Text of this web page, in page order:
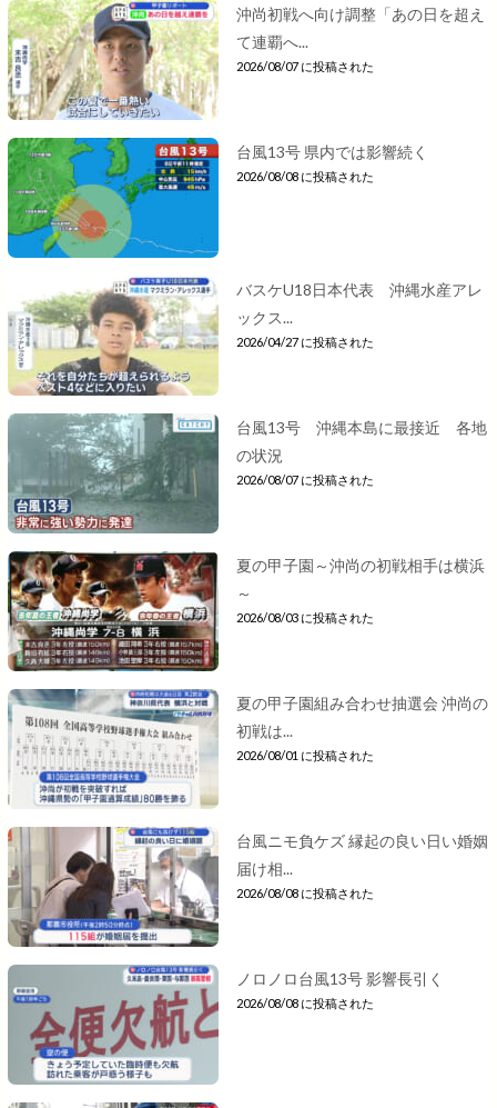
沖尚初戦へ向け調整「あの日を超え
て連覇へ...
2026/08/07 に投稿された
台風13号 県内では影響続く
2026/08/08 に投稿された
バスケU18日本代表 沖縄水産アレ
ックス...
2026/04/27 に投稿された
台風13号 沖縄本島に最接近 各地
の状況
2026/08/07 に投稿された
夏の甲子園～沖尚の初戦相手は横浜
～
2026/08/03 に投稿された
夏の甲子園組み合わせ抽選会 沖尚の
初戦は...
2026/08/01 に投稿された
台風ニモ負ケズ 縁起の良い日い婚姻
届け相...
2026/08/08 に投稿された
ノロノロ台風13号 影響長引く
2026/08/08 に投稿された